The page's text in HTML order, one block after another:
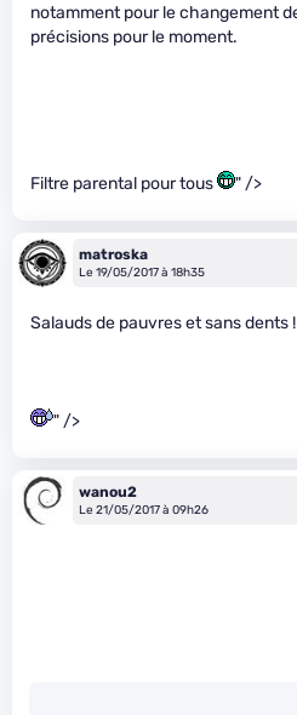
notamment pour le changement
précisions pour le moment.
Filtre parental pour tous " />
matroska
Le 19/05/2017 à 18h35
Salauds de pauvres et sans dents !
" />
wanou2
Le 21/05/2017 à 09h26